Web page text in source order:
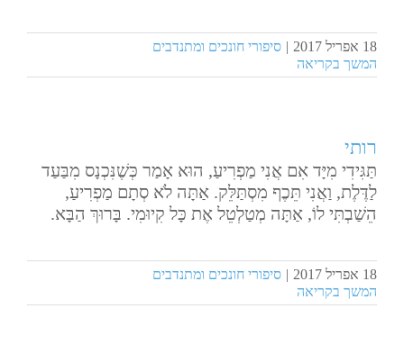
18 אפריל 2017 | סיפורי חונכים ומתנדבים
המשך בקריאה
רותי
תַּגִּידִי מִיָּד אִם אֲנִי מַפְרִיעַ, הוּא אָמַר כְּשֶׁנִּכְנָס מִבַּעַד
לַדֶּלֶת, וַאֲנִי תֵּכֶף מִסְתַּלֵּק. אַתָּה לֹא סְתָם מַפְרִיעַ,
הֵשַׁבְתִּי לוֹ, אַתָּה מְטַלְטֵל אֶת כָּל קִיוּמִי. בָּרוּךְ הַבָּא.
18 אפריל 2017 | סיפורי חונכים ומתנדבים
המשך בקריאה